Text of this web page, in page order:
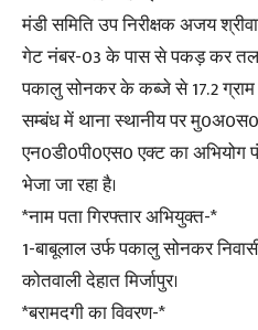
मंडी समिति उप निरीक्षक अजय
गेट नंबर-03 के पास से पकड़ कर
पकालु सोनकर के कब्जे से 17.2 ग्राम
सम्बंध में थाना स्थानीय पर
एन0डी0पी0एस0 एक्ट का
भेजा जा रहा है।
*नाम पता गिरफ्तार अभियुक्त-*
1-बाबूलाल उर्फ पकालु सोनकर
कोतवाली देहात मिर्जापुर।
*बरामदगी का विवरण-*